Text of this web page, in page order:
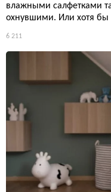
влажными салфетками
охнувшими. Или хотя бы
6 211